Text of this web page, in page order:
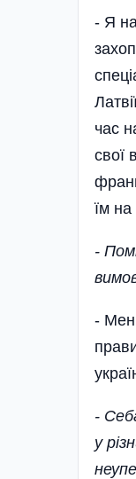
- Я
час
свої
їм на
-
-
-
у